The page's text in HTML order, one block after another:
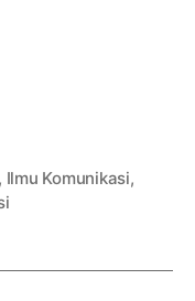
, Ilmu Komunikasi,